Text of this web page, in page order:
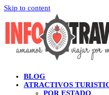
Skip to content
BLOG
ATRACTIVOS
POR ESTADO